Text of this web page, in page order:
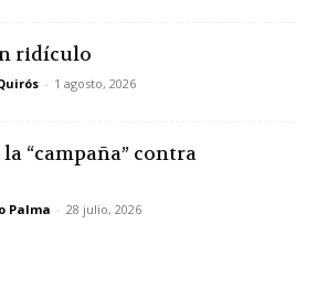
ridículo
- 1 agosto, 2026
“campaña” contra
Palma - 28 julio, 2026